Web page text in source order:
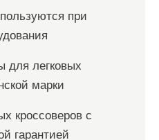
при
для легковых
марки
кроссоверов с
гарантией